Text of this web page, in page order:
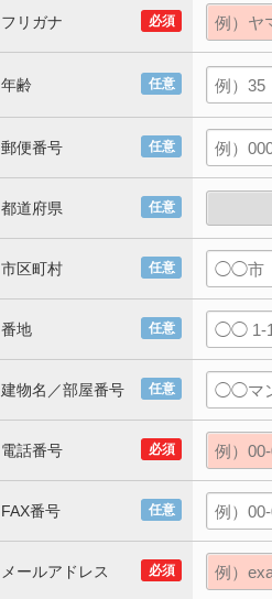
必須
フリガナ
任意
年齢
任意
郵便番号
任意
都道府県
任意
市区町村
任意
番地
任意
建物名／部屋番号
必須
電話番号
任意
FAX番号
必須
メールアドレス